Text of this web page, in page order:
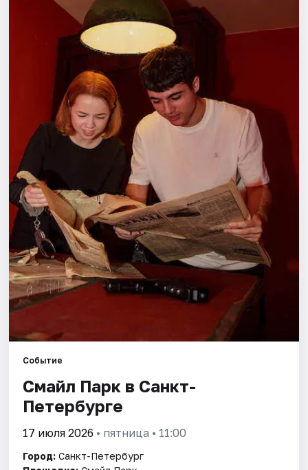
Экскурсии
Города
Площадки
Артисты
Рейтинги
Событие
Смайл Парк в Санкт-
Петербурге
17 июля 2026 • пятница • 11:00
Город: Санкт-Петербург